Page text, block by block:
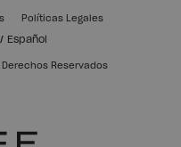
Reservados
Políticas Legales
/ Español